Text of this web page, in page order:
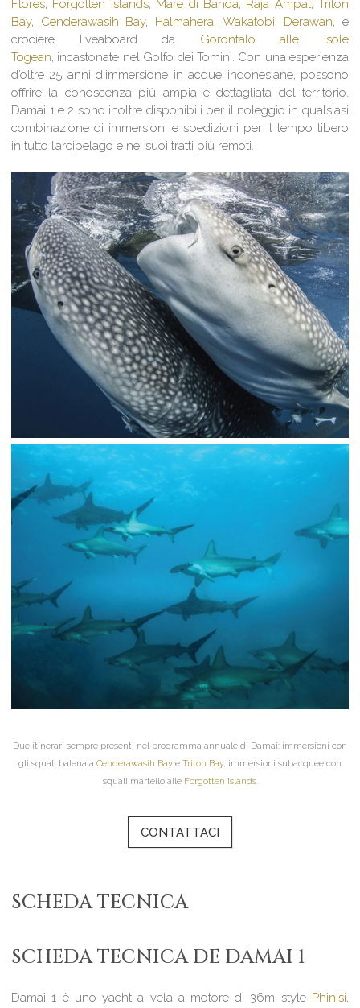
Flores, Forgotten Islands, Mare di Banda, Raja Ampat, Triton
Bay, Cenderawasih Bay, Halmahera, Wakatobi, Derawan, e
crociere liveaboard da Gorontalo alle isole
Togean, incastonate nel Golfo dei Tomini. Con una esperienza
d’oltre 25 anni d’immersione in acque indonesiane, possono
offrire la conoscenza più ampia e dettagliata del territorio.
Damai 1 e 2 sono inoltre disponibili per il noleggio in qualsiasi
combinazione di immersioni e spedizioni per il tempo libero
in tutto l’arcipelago e nei suoi tratti più remoti.
Due itinerari sempre presenti nel programma annuale di Damai: immersioni con
gli squali balena a Cenderawasih Bay e Triton Bay, immersioni subacquee con
squali martello alle Forgotten Islands.
CONTATTACI
SCHEDA TECNICA
SCHEDA TECNICA DE DAMAI 1
Damai 1 è uno yacht a vela a motore di 36m style Phinisi,